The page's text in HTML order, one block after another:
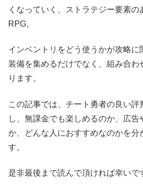
くなっていく、ストラテジー要素の
RPG。
インベントリをどう使うかが攻略に
装備を集めるだけでなく、組み合わ
ります。
この記事では、チート勇者の良い評
し、無課金でも楽しめるのか、広
か、どんな人におすすめなのかを分
す。
是非最後まで読んで頂ければ幸いで